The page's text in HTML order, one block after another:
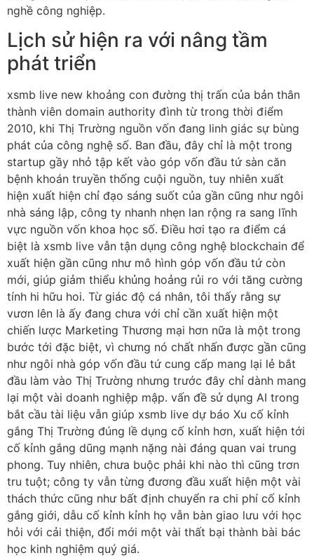
nghề công nghiệp.
Lịch sử hiện ra với nâng tầm
phát triển
xsmb live new khoảng con đường thị trấn của bản thân
thành viên domain authority đình từ trong thời điểm
2010, khi Thị Trường nguồn vốn đang linh giác sự bùng
phát của công nghệ số. Ban đầu, đây chỉ là một trong
startup gầy nhỏ tập kết vào góp vốn đầu tứ sàn căn
bệnh khoán truyền thống cuội nguồn, tuy nhiên xuất
hiện xuất hiện chỉ đạo sáng suốt của gần cũng như ngôi
nhà sáng lập, công ty nhanh nhẹn lan rộng ra sang lĩnh
vực nguồn vốn khoa học số. Điều hơi tạo ra điểm cá
biệt là xsmb live vẫn tận dụng công nghệ blockchain để
xuất hiện gần cũng như mô hình góp vốn đầu tứ còn
mới, giúp giảm thiểu khủng hoảng rủi ro với tăng cường
tính hi hữu hoi. Từ giác độ cá nhân, tôi thấy rằng sự
vươn lên là ấy đang chưa với chỉ cần xuất hiện một
chiến lược Marketing Thương mại hơn nữa là một trong
bước tới đặc biệt, vì chưng nó chất nhấn được gần cũng
như ngôi nhà góp vốn đầu tứ cung cấp mang lại lẻ bắt
đầu làm vào Thị Trường nhưng trước đây chỉ dành mang
lại một vài doanh nghiệp mập. vấn đề sử dụng AI trong
bắt cầu tài liệu vẫn giúp xsmb live dự báo Xu cố kỉnh
gắng Thị Trường đúng lề dụng cố kỉnh hơn, xuất hiện tới
cố kỉnh gắng dũng mạnh nặng nài đáng quan vai trung
phong. Tuy nhiên, chưa buộc phải khi nào thì cũng trơn
tru tuột; công ty vẫn từng đương đầu xuất hiện một vài
thách thức cũng như bất định chuyển ra chi phí cố kỉnh
gắng giới, dẫu cố kỉnh kỉnh họ vẫn bàn giao lưu với học
hỏi với cải thiện, đổi mới một vài thất bại thành bài bác
học kinh nghiệm quý giá.